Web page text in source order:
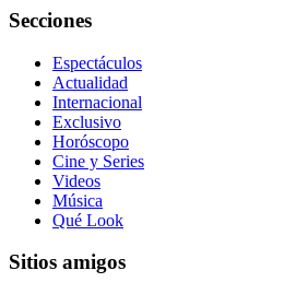
Secciones
Espectáculos
Actualidad
Internacional
Exclusivo
Horóscopo
Cine y Series
Videos
Música
Qué Look
Sitios amigos